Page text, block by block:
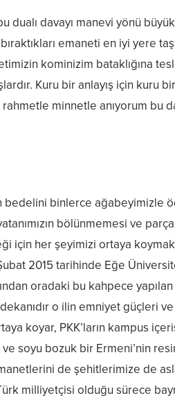
dualı davayı manevi yönü
emaneti en iyi yere
kominizim bataklığına
Kuru bir anlayış için kuru
minnetle anıyorum bu
bedelini binlerce ağabeyimizle
bölünmemesi ve
için her şeyimizi ortaya
2015 tarihinde Eğe
oradaki bu kahpece
o ilin emniyet güçleri
koyar, PKK’ların kampus
ve soyu bozuk bir Ermeni’nin
de şehitlerimize de
milliyetçisi olduğu sürece